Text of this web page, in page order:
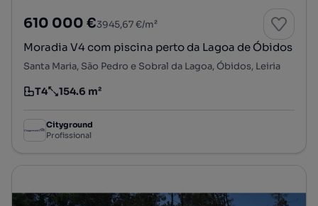
610 000 €3945,67 €/m²
Moradia V4 com piscina perto da Lagoa de Óbidos
Santa Maria, São Pedro e Sobral da Lagoa, Óbidos, Leiria
Tipologia
T4
Preço por metro quadrado
154.6 m²
Cityground
Profissional